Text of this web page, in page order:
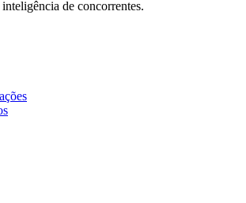
de concorrentes.